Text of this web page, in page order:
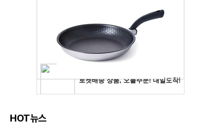
HOT뉴스